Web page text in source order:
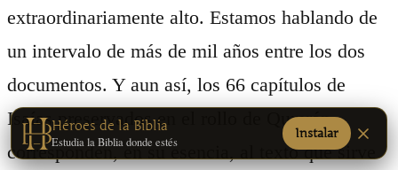
extraordinariamente alto. Estamos hablando de
un intervalo de más de mil años entre los dos
documentos. Y aun así, los 66 capítulos de
Isaías preservados en el rollo de Qumrán
corresponden, en su esencia, al texto que sirve
Héroes de la Biblia
Estudia la Biblia donde estés
Instalar